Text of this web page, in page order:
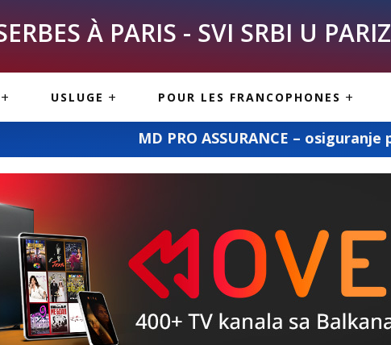
À PARIS - SVI SRBI U
USLUGE
INFORMACIJE
POUR LES FRANCOPHONES
PARIS
CUISINE SERBE
MD PRO ASSURANCE – osiguranje po vašoj meri